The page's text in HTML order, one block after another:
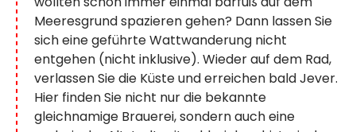
Meeresgrund spazieren gehen? Dann lassen Sie
sich eine geführte Wattwanderung nicht
entgehen (nicht inklusive). Wieder auf dem Rad,
verlassen Sie die Küste und erreichen bald Jever.
Hier finden Sie nicht nur die bekannte
gleichnamige Brauerei, sondern auch eine